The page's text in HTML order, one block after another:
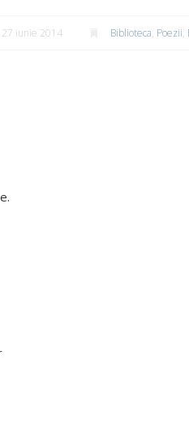
27 iunie 2014 Biblioteca, Poezii,